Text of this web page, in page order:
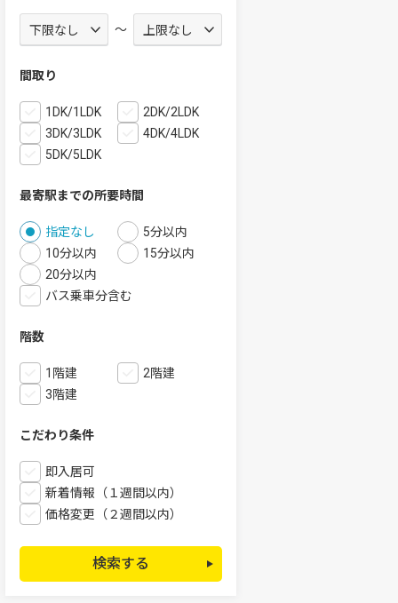
～
間取り
1DK/1LDK
2DK/2LDK
3DK/3LDK
4DK/4LDK
5DK/5LDK
最寄駅までの所要時間
指定なし
5分以内
10分以内
15分以内
20分以内
バス乗車分含む
階数
1階建
2階建
3階建
こだわり条件
即入居可
新着情報（１週間以内）
価格変更（２週間以内）
検索する